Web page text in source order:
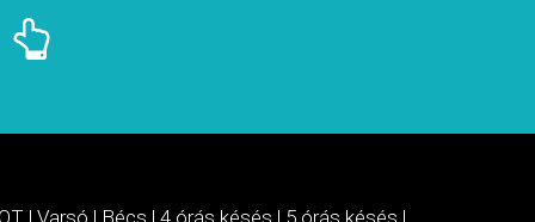
| Varsó | Bécs | 4 órás késés | 5 órás késés |